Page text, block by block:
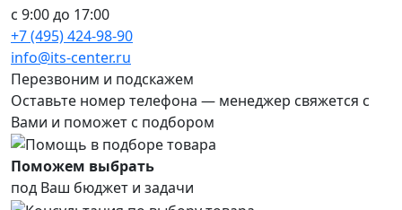
с 9:00 до 17:00
+7 (495) 424-98-90
info@its-center.ru
Перезвоним и подскажем
Оставьте номер телефона — менеджер свяжется с
Вами и поможет с подбором
Поможем выбрать
под Ваш бюджет и задачи